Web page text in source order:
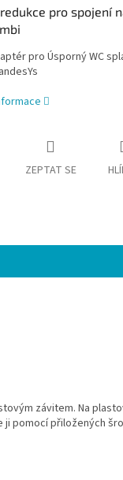
pro spojení
pro Úsporný WC
ZEPTAT SE
závitem. Na
pomocí přiložených